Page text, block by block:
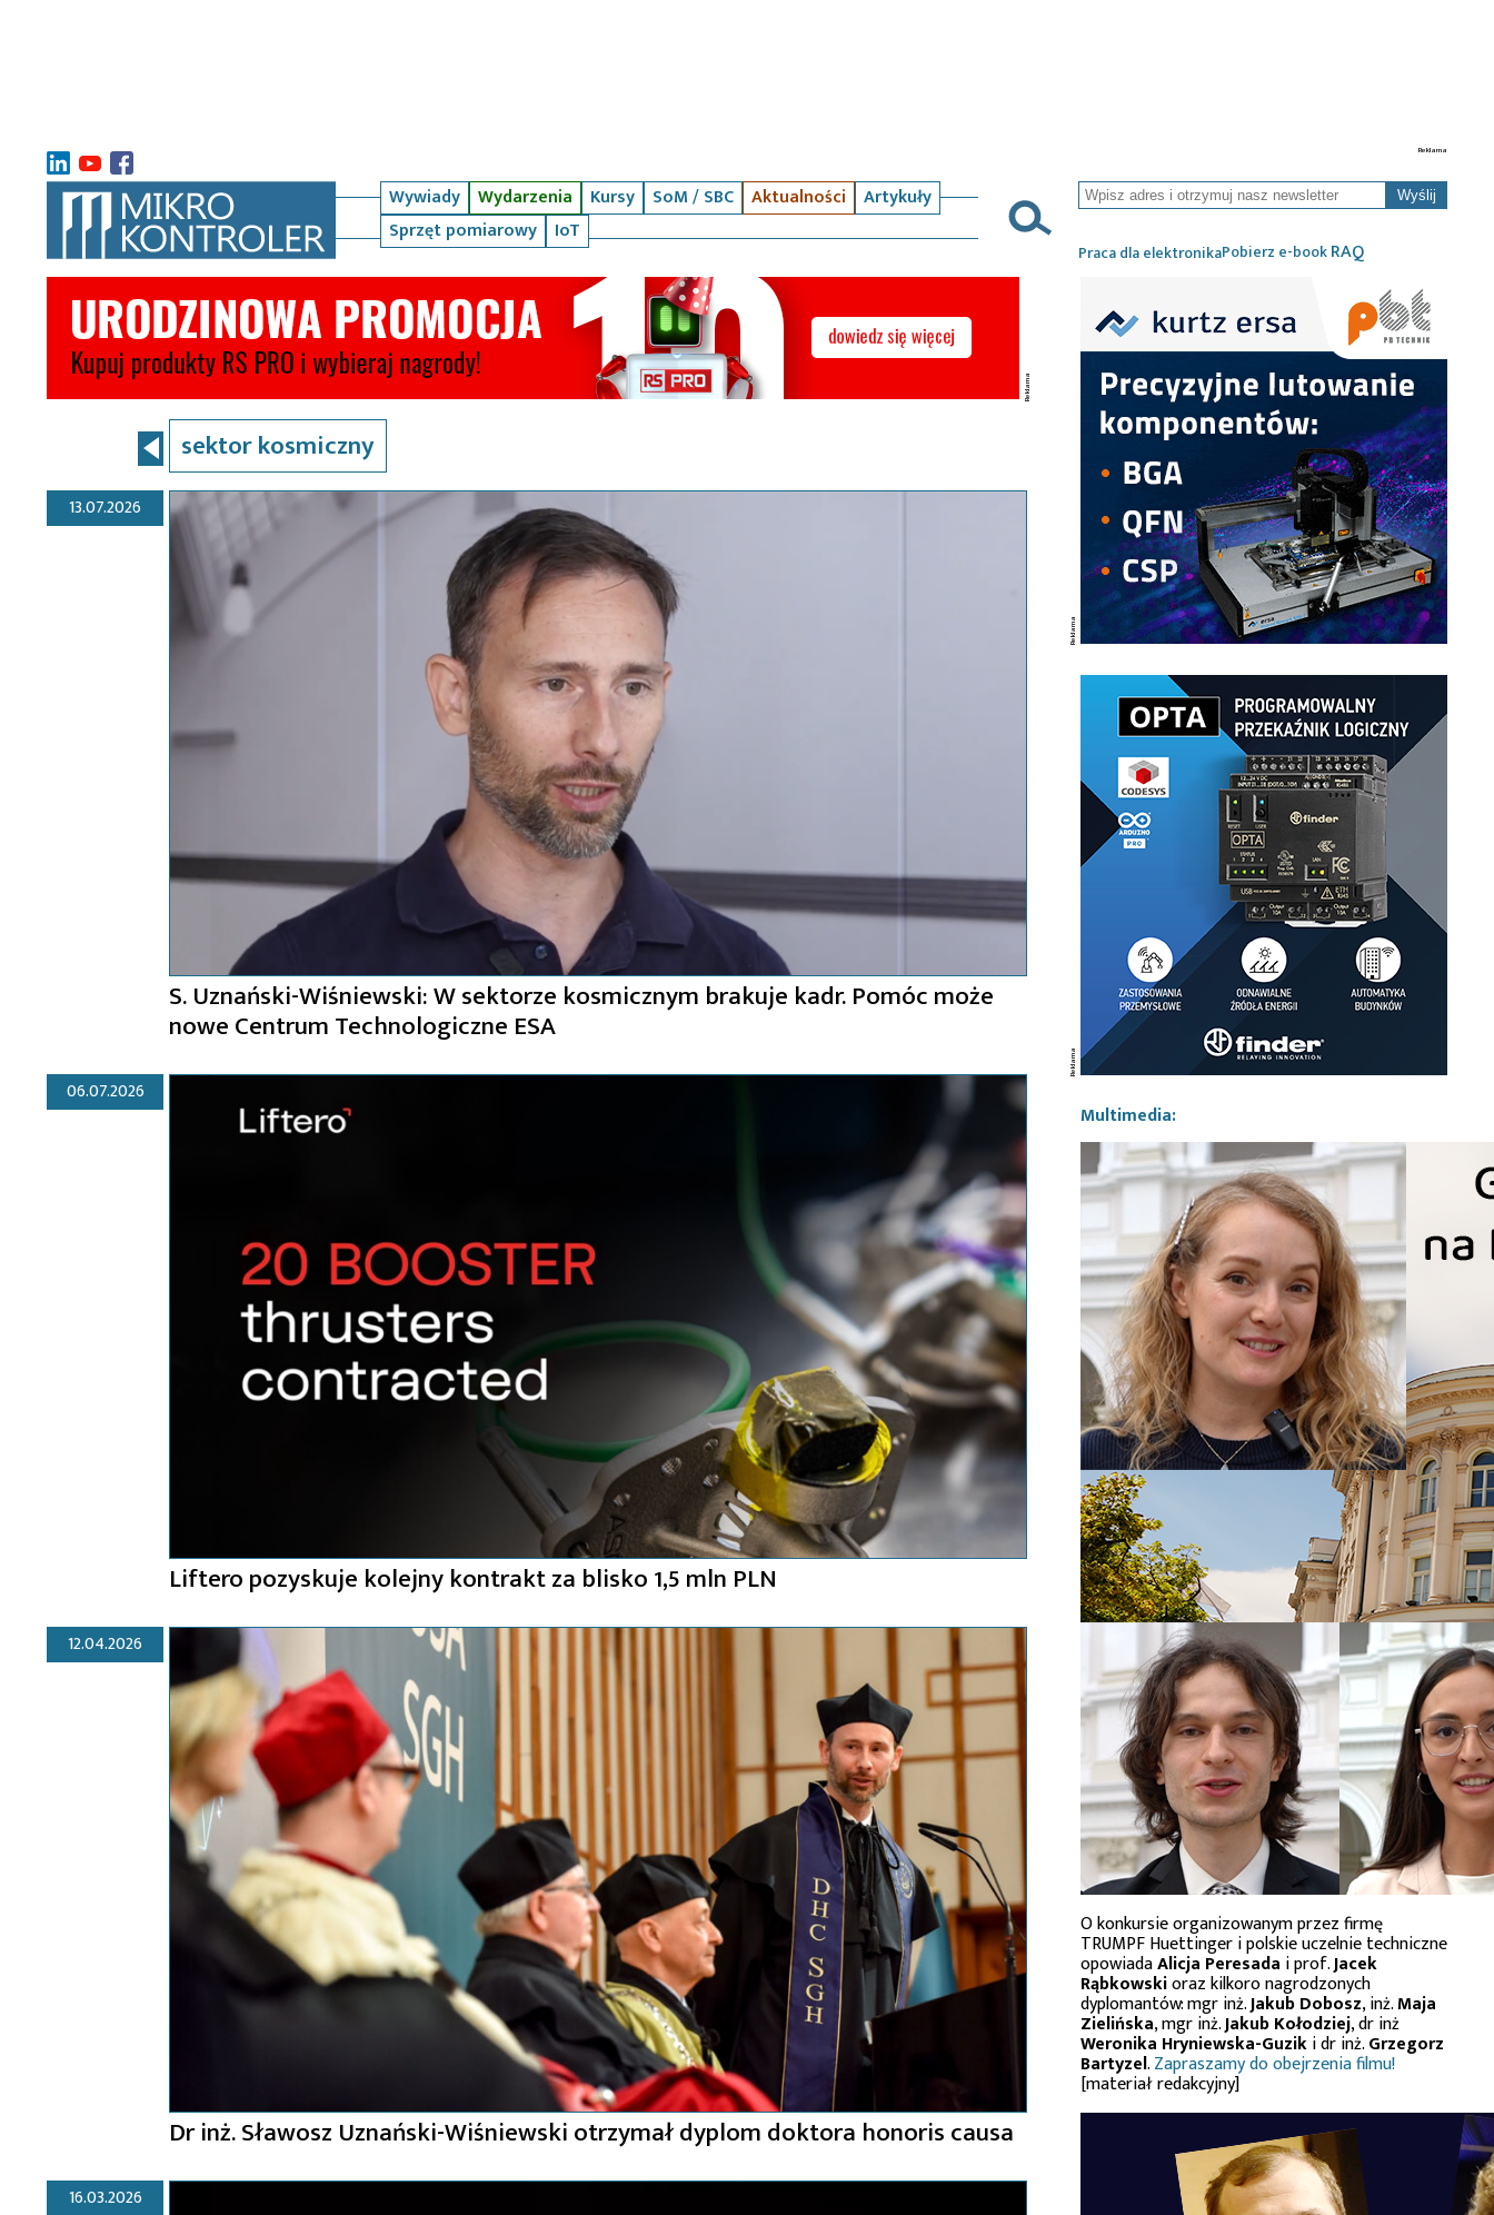
Wywiady Wydarzenia Kursy SoM / SBC Aktualności
Artykuły
Sprzęt pomiarowy
IoT
Wyślij
Praca dla elektronikaPobierz e-bookRAQ
sektor kosmiczny
13.07.2026
S. Uznański-Wiśniewski: W sektorze kosmicznym brakuje kadr. Pomóc może
nowe Centrum Technologiczne ESA
06.07.2026
Liftero pozyskuje kolejny kontrakt za blisko 1,5 mln PLN
12.04.2026
Dr inż. Sławosz Uznański-Wiśniewski otrzymał dyplom doktora honoris causa
16.03.2026
Multimedia:
O konkursie organizowanym przez firmę
TRUMPF Huettinger i polskie uczelnie techniczne
opowiadaAlicja Peresada i prof.Jacek
Rąbkowskioraz kilkoro nagrodzonych
dyplomantów: mgr inż.Jakub Dobosz, inż.Maja
Zielińska, mgr inż.Jakub Kołodziej, dr inż
Weronika Hryniewska-Guziki dr inż.Grzegorz
Bartyzel.Zapraszamy do obejrzenia filmu!
[materiał redakcyjny]